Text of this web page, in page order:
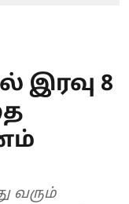
இரவு 8
வரும்